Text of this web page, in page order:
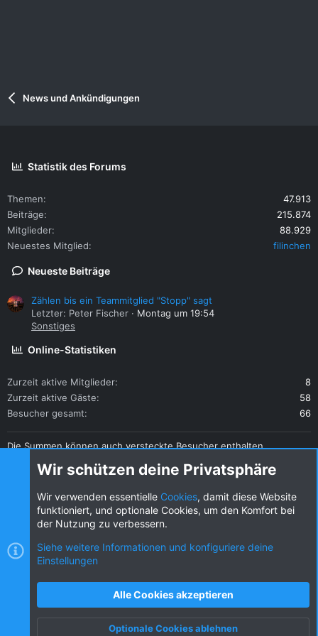
News und Ankündigungen
Statistik des Forums
Themen
47.913
Beiträge
215.874
Mitglieder
88.929
Neuestes Mitglied
filinchen
Neueste Beiträge
Zählen bis ein Teammitglied "Stopp" sagt
Letzter: Peter Fischer
Montag um 19:54
Sonstiges
Online-Statistiken
Zurzeit aktive Mitglieder
8
Zurzeit aktive Gäste
58
Besucher gesamt
66
Die Summen können auch versteckte Besucher enthalten.
Diese Seite teilen
Nutzungsbedingungen
Datenschutz
S
Wir schützen deine Privatsphäre
Wir verwenden essentielle Cookies, damit diese Website
funktioniert, und optionale Cookies, um den Komfort bei
der Nutzung zu verbessern.
Siehe weitere Informationen und konfiguriere deine
Einstellungen
Alle Cookies akzeptieren
Optionale Cookies ablehnen